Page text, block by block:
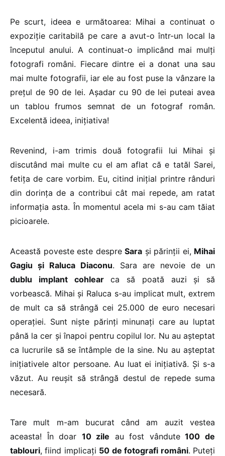
Pe scurt, ideea e următoarea: Mihai a continuat o
expoziție caritabilă pe care a avut-o într-un local la
începutul anului. A continuat-o implicând mai mulți
fotografi români. Fiecare dintre ei a donat una sau
mai multe fotografii, iar ele au fost puse la vânzare la
prețul de 90 de lei. Așadar cu 90 de lei puteai avea
un tablou frumos semnat de un fotograf român.
Excelentă ideea, inițiativa!
Revenind, i-am trimis două fotografii lui Mihai și
discutând mai multe cu el am aflat că e tatăl Sarei,
fetița de care vorbim. Eu, citind inițial printre rânduri
din dorința de a contribui cât mai repede, am ratat
informația asta. În momentul acela mi s-au cam tăiat
picioarele.
Această poveste este despre Sara și părinții ei, Mihai
Gagiu și Raluca Diaconu. Sara are nevoie de un
dublu implant cohlearca să poată auzi și să
vorbească. Mihai și Raluca s-au implicat mult, extrem
de mult ca să strângă cei 25.000 de euro necesari
operației. Sunt niște părinți minunați care au luptat
până la cer și înapoi pentru copilul lor. Nu au așteptat
ca lucrurile să se întâmple de la sine. Nu au așteptat
inițiativele altor persoane. Au luat ei inițiativă. Și s-a
văzut. Au reușit să strângă destul de repede suma
necesară.
Tare mult m-am bucurat când am auzit vestea
aceasta! În doar 10 zile au fost vândute100 de
tablouri, fiind implicați 50 de fotografi români. Puteți